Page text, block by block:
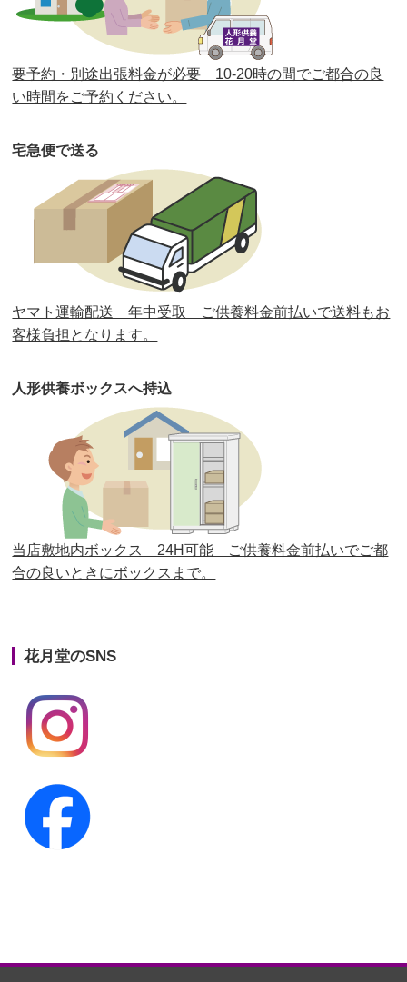
第37回人形供養祭 令和2年6月8日(月)
第36回人形供養祭 令和2年4月16日(木)
第35回人形供養祭令和2年2月13日(木)
第33回人形供養祭
第32回人形供養祭 令和元年6月12日(水)
第31回人形供養祭 平成31年3月13日(水)
第30回人形供養祭平成30年11月28日(水)
第29回人形供養祭平成30年5月23日(水)
第27回人形供養祭平成29年6月14日(水)
第26回人形供養祭平成28年12月15日(木)
第25回人形供養祭 平成28年6月16日(木)
第24回人形供養祭 平成27年11月27日
第23回人形供養祭平成26年12月5日
第22回人形供養祭平成26年4月28日
第20回人形供養祭
第19回人形供養祭
第18回人形供養祭
第16回人形供養祭
第15回人形供養祭
第12回人形供養祭平成22年3月9日
要予約・別途出張料金が必要 10-20時の間でご都合の良
い時間をご予約ください。
宅急便で送る
ヤマト運輸配送 年中受取 ご供養料金前払いで送料もお
客様負担となります。
人形供養ボックスへ持込
当店敷地内ボックス 24H可能 ご供養料金前払いでご都
合の良いときにボックスまで。
花月堂のSNS